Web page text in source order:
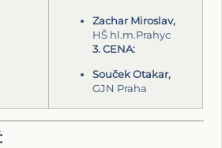
Zachar Miroslav,
HŠ hl.m.Prahyc
3. CENA:
Souček Otakar,
GJN Praha